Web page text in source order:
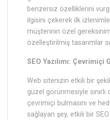
benzersiz özelliklerini
ilgisini çekerek ilk
müşterinin özel
özelleştirilmiş tasarımlar
SEO Yazılımı: Çevrimiçi
Web sitenizin etkili bir
güzel görünmesiyle sınırlı
çevrimiçi bulmasını ve
sağlayan şey, etkili bir